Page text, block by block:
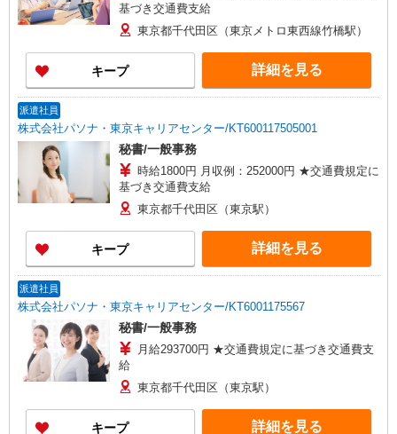
基づき交通費支給
東京都千代田区（東京メトロ東西線竹橋駅）
キープ 詳細を見る
派遣社員
株式会社パソナ・東京キャリアセンター/KT600117505001
秘書/一般事務
時給1800円 月収例：252000円 ★交通費規定に
基づき交通費支給
東京都千代田区（東京駅）
キープ 詳細を見る
派遣社員
株式会社パソナ・東京キャリアセンター/KT6001175567
秘書/一般事務
月給293700円 ★交通費規定に基づき交通費支
給
東京都千代田区（東京駅）
キープ 詳細を見る